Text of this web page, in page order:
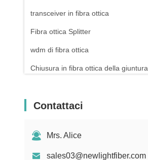
transceiver in fibra ottica
Fibra ottica Splitter
wdm di fibra ottica
Chiusura in fibra ottica della giuntura
Pannello di patch Rj45
Drone a fibra ottica
Contattaci
Mrs. Alice
sales03@newlightfiber.com